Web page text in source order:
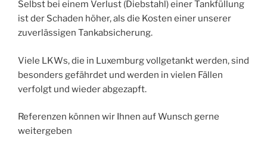
Selbst bei einem Verlust (Diebstahl) einer Tankfüllung
ist der Schaden höher, als die Kosten einer unserer
zuverlässigen Tankabsicherung.
Viele LKWs, die in Luxemburg vollgetankt werden, sind
besonders gefährdet und werden in vielen Fällen
verfolgt und wieder abgezapft.
Referenzen können wir Ihnen auf Wunsch gerne
weitergeben